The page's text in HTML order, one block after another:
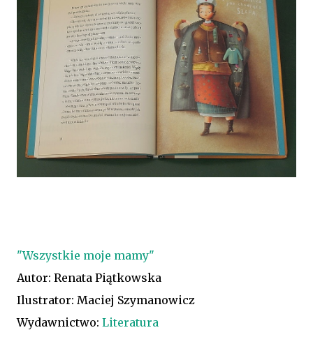
"Wszystkie moje mamy"
Autor: Renata Piątkowska
Ilustrator: Maciej Szymanowicz
Wydawnictwo: Literatura